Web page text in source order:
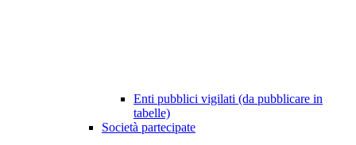
Enti pubblici vigilati (da pubblicare in
tabelle)
Società partecipate